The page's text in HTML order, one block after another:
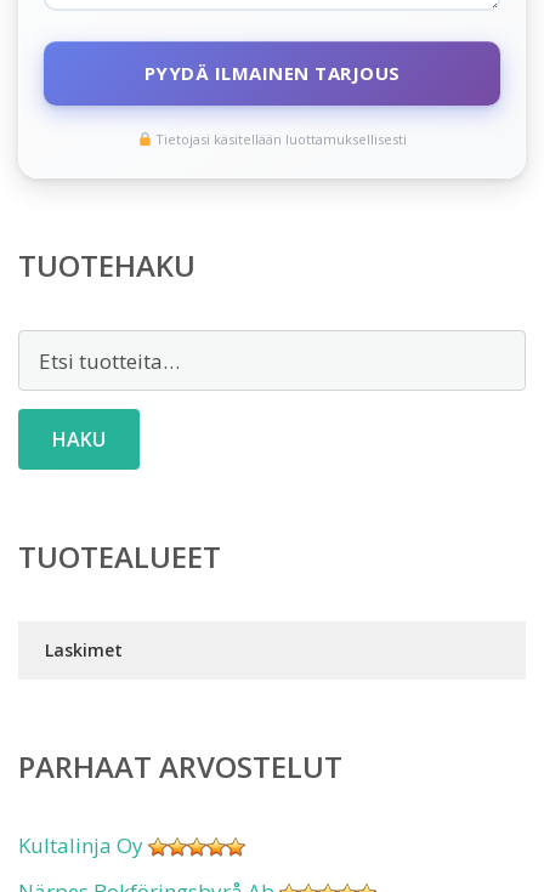
PYYDÄ ILMAINEN TARJOUS
Tietojasi käsitellään luottamuksellisesti
TUOTEHAKU
HAKU
TUOTEALUEET
Laskimet
PARHAAT ARVOSTELUT
Kultalinja Oy